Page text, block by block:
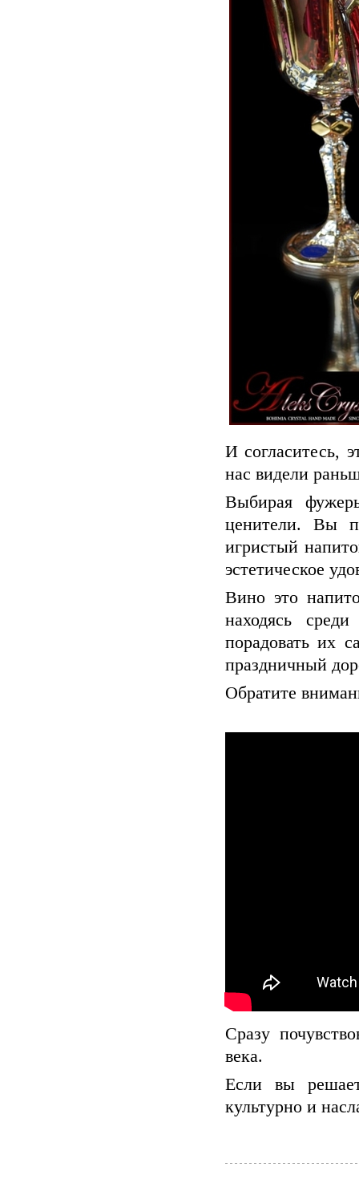
И согласитесь,
нас видели
Выбирая
ценители. Вы
игристый
эстетическое
Вино это
находясь
порадовать их
праздничный
Обратите
Сразу
века.
Если вы
культурно и